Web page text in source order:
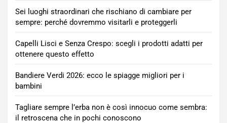
Sei luoghi straordinari che rischiano di cambiare per
sempre: perché dovremmo visitarli e proteggerli
Capelli Lisci e Senza Crespo: scegli i prodotti adatti per
ottenere questo effetto
Bandiere Verdi 2026: ecco le spiagge migliori per i
bambini
Tagliare sempre l’erba non è così innocuo come sembra:
il retroscena che in pochi conoscono